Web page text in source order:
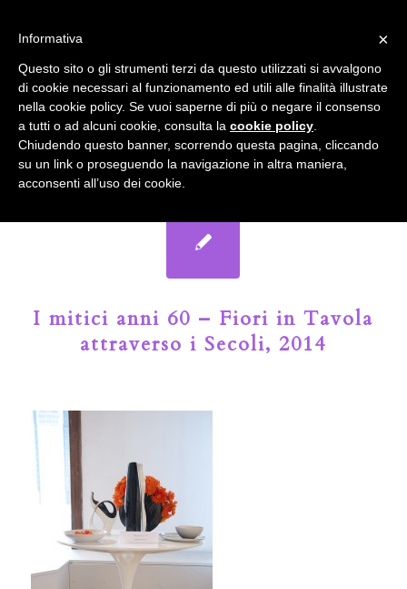
Il Blog del Garden Club di Bologna
I mitici anni 60 – Fiori in Tavola
attraverso i Secoli, 2014
accetta l'uso dei cookies previsto nella pagina dedicata.
Fai clic per abilitare/disabilitare il tracciamento di
Google Analytics.
OK Privacy e cookie policy
×
Informativa
Questo sito o gli strumenti terzi da questo utilizzati si avvalgono
di cookie necessari al funzionamento ed utili alle finalità illustrate
nella cookie policy. Se vuoi saperne di più o negare il consenso
a tutti o ad alcuni cookie, consulta la cookie policy
Chiudendo questo banner, scorrendo questa pagina, cliccando
su un link o proseguendo la navigazione in altra maniera,
acconsenti all’uso dei cookie.